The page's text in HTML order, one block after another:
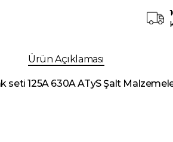
Ürün Açıklaması
seti 125A 630A ATyS Şalt